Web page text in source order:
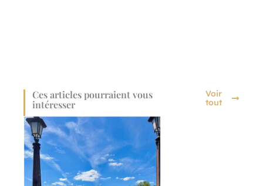
Ces articles pourraient vous
intéresser
Voir
tout